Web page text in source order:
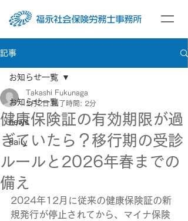
記事
お知らせ一覧
news
daily
お知らせ一覧
健康保険証の有効期限が過
ぎていたら？移行期の受診
ルールと2026年春までの
備え
Takashi Fukunaga
2月2日 読了時間: 2分
2024年12月に従来の健康保険証の新
規発行が停止されてから、マイナ保険